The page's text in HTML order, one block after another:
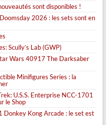
sont disponibles !
2026 : les sets sont en
Scully’s Lab (GWP)
Wars 40917 The Darksaber
Minifigures Series : la
U.S.S. Enterprise NCC-1701
le Shop
Kong Arcade : le set est